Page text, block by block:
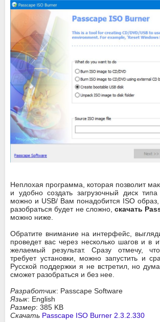
Неплохая программа, которая позволит
и удобно создать загрузочный диск
можно и USB/ Вам понадобится ISO
разобраться будет не сложно,скачать
можно ниже.
Обратите внимание на интерфейс,
проведет вас через несколько шагов и в
желаемый результат. Сразу отмечу,
требует установки, можно запустить и
Русской поддержки я не встретил, но
сможет разобраться и без нее.
Разработчик: Passcape Software
Язык: English
Размер: 385 KB
Скачать Passcape ISO Burner 2.3.2.330